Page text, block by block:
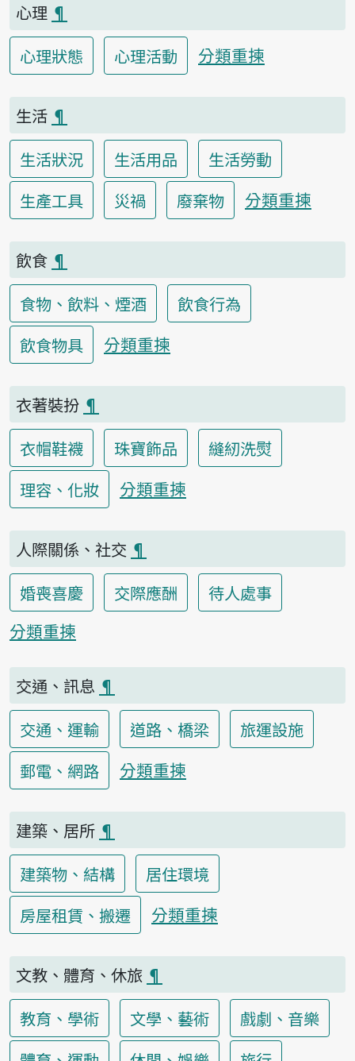
心理 ¶
心理狀態
心理活動 分類重揀
生活 ¶
生活狀況
生活用品
生活勞動
生產工具
災禍 廢棄物 分類重揀
飲食 ¶
食物、飲料、煙酒
飲食行為
飲食物具
分類重揀
衣著裝扮 ¶
衣帽鞋襪
珠寶飾品
縫紉洗熨
理容、化妝
分類重揀
人際關係、社交 ¶
婚喪喜慶
交際應酬
待人處事
分類重揀
交通、訊息 ¶
交通、運輸
道路、橋梁
旅運設施
郵電、網路
分類重揀
建築、居所 ¶
建築物、結構
居住環境
房屋租賃、搬遷
分類重揀
文教、體育、休旅 ¶
教育、學術
文學、藝術
戲劇、音樂